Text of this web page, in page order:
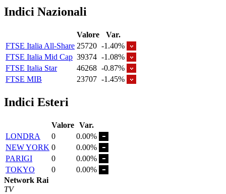
Indici Nazionali
Valore
Var.
FTSE Italia All-Share 25720 -1.40%
FTSE Italia Mid Cap 39374 -1.08%
FTSE Italia Star
46268 -0.87%
FTSE MIB
23707 -1.45%
Indici Esteri
Valore Var.
LONDRA
0
0.00%
NEW YORK 0
0.00%
PARIGI
0
0.00%
TOKYO
0
0.00%
Network Rai
TV